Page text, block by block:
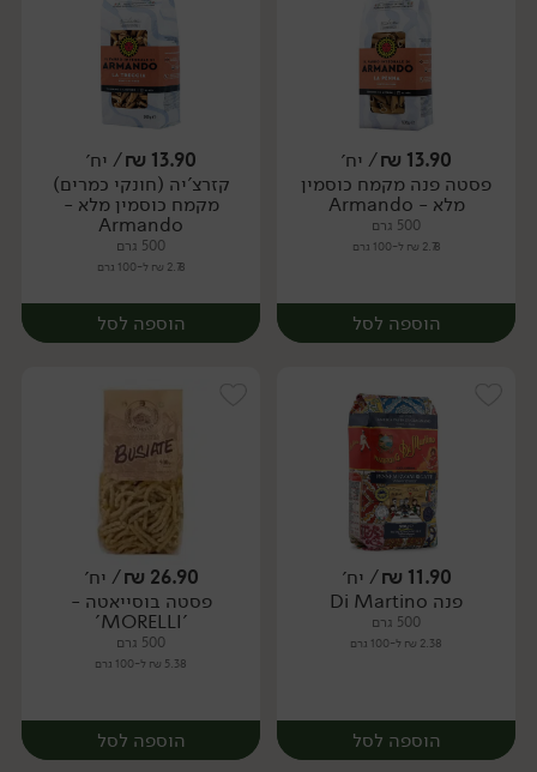
יח׳ יח׳
13.90
₪/ יח׳
פסטה פנה מקמח כוסמין
מלא - Armando
500 גרם
2.78 ₪ ל-100 גרם
הוספה לסל
יח׳
13.90
₪/ יח׳
קזרצ'יה (חונקי כמרים)
מקמח כוסמין מלא -
Armando
500 גרם
2.78 ₪ ל-100 גרם
הוספה לסל
יח׳
11.90
₪/ יח׳
פנה Di Martino
500 גרם
2.38 ₪ ל-100 גרם
הוספה לסל
26.90
₪/ יח׳
פסטה בוסייאטה -
'MORELLI'
500 גרם
5.38 ₪ ל-100 גרם
הוספה לסל